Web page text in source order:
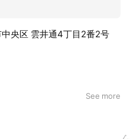
央区 雲井通4丁目2番2号
See more